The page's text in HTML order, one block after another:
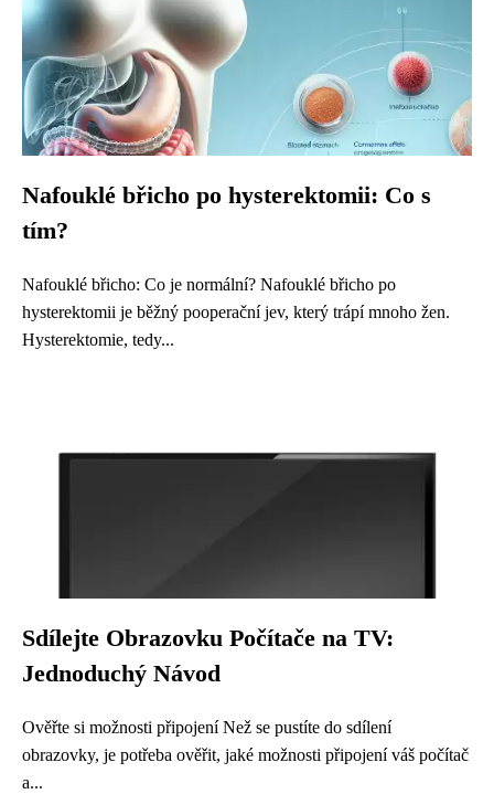
Nafouklé břicho po hysterektomii: Co s
tím?
Nafouklé břicho: Co je normální? Nafouklé břicho po
hysterektomii je běžný pooperační jev, který trápí mnoho žen.
Hysterektomie, tedy...
Sdílejte Obrazovku Počítače na TV:
Jednoduchý Návod
Ověřte si možnosti připojení Než se pustíte do sdílení
obrazovky, je potřeba ověřit, jaké možnosti připojení váš počítač
a...